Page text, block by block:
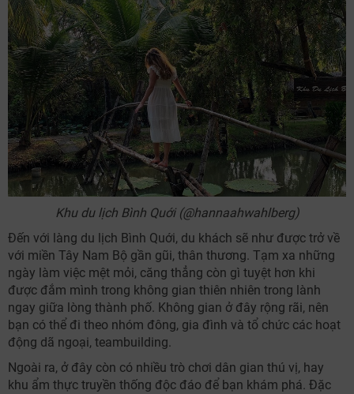
Khu du lịch Bình Quới (@hannaahwahlberg)
Đến với làng du lịch Bình Quới, du khách sẽ như được trở về
với miền Tây Nam Bộ gần gũi, thân thương. Tạm xa những
ngày làm việc mệt mỏi, căng thẳng còn gì tuyệt hơn khi
được đắm mình trong không gian thiên nhiên trong lành
ngay giữa lòng thành phố. Không gian ở đây rộng rãi, nên
bạn có thể đi theo nhóm đông, gia đình và tổ chức các hoạt
động dã ngoại, teambuilding.
Ngoài ra, ở đây còn có nhiều trò chơi dân gian thú vị, hay
khu ẩm thực truyền thống độc đáo để bạn khám phá. Đặc